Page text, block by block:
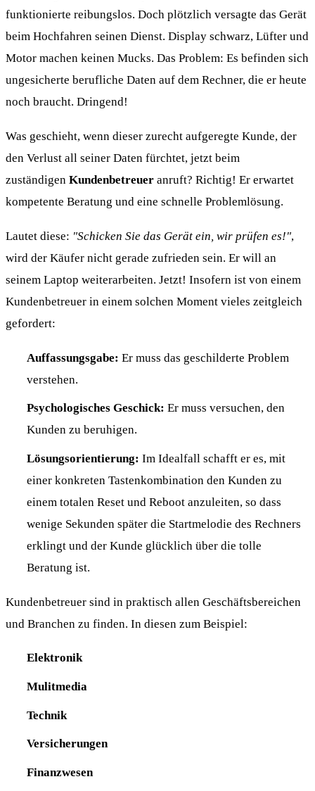
funktionierte reibungslos. Doch plötzlich versagte das Gerät
beim Hochfahren seinen Dienst. Display schwarz, Lüfter und
Motor machen keinen Mucks. Das Problem: Es befinden sich
ungesicherte berufliche Daten auf dem Rechner, die er heute
noch braucht. Dringend!
Was geschieht, wenn dieser zurecht aufgeregte Kunde, der
den Verlust all seiner Daten fürchtet, jetzt beim
zuständigen Kundenbetreuer anruft? Richtig! Er erwartet
kompetente Beratung und eine schnelle Problemlösung.
Lautet diese: "Schicken Sie das Gerät ein, wir prüfen es!",
wird der Käufer nicht gerade zufrieden sein. Er will an
seinem Laptop weiterarbeiten. Jetzt! Insofern ist von einem
Kundenbetreuer in einem solchen Moment vieles zeitgleich
gefordert:
Auffassungsgabe: Er muss das geschilderte Problem
verstehen.
Psychologisches Geschick: Er muss versuchen, den
Kunden zu beruhigen.
Lösungsorientierung: Im Idealfall schafft er es, mit
einer konkreten Tastenkombination den Kunden zu
einem totalen Reset und Reboot anzuleiten, so dass
wenige Sekunden später die Startmelodie des Rechners
erklingt und der Kunde glücklich über die tolle
Beratung ist.
Kundenbetreuer sind in praktisch allen Geschäftsbereichen
und Branchen zu finden. In diesen zum Beispiel:
Elektronik
Mulitmedia
Technik
Versicherungen
Finanzwesen